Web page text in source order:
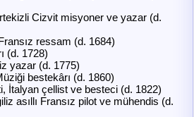
Cizvit misyoner ve yazar (d.
ressam (d. 1684)
(d. 1728)
yazar (d. 1775)
bestekârı (d. 1860)
İtalyan çellist ve besteci (d. 1822)
asıllı Fransız pilot ve mühendis (d.